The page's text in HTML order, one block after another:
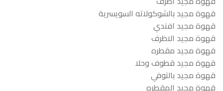
قهوة مجيد بالشوكولاته السويسرية
قهوة مجيد افندي
قهوة مجيد الاظرف
قهوة مجيد مقطره
قهوة مجيد قطوف وحلا
قهوة مجيد بالتوفي
قهوة مجيد المقطره